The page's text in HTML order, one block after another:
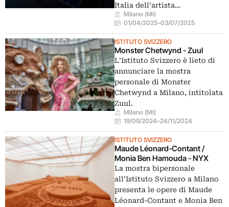
Italia dell’artista…
Milano (MI)
01/04/2025–03/07/2025
ISTITUTO SVIZZERO
Monster Chetwynd - Zuul
L’Istituto Svizzero è lieto di
annunciare la mostra
personale di Monster
Chetwynd a Milano, intitolata
Zuul.
Milano (MI)
19/09/2024–24/11/2024
ISTITUTO SVIZZERO
Maude Léonard-Contant /
Monia Ben Hamouda - NYX
La mostra bipersonale
all’Istituto Svizzero a Milano
presenta le opere di Maude
Léonard-Contant e Monia Ben